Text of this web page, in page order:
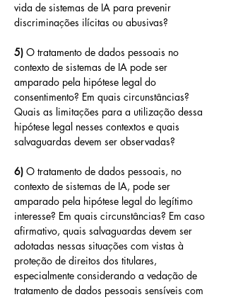
vida de sistemas de IA para prevenir
discriminações ilícitas ou abusivas?
5) O tratamento de dados pessoais no
contexto de sistemas de IA pode ser
amparado pela hipótese legal do
consentimento? Em quais circunstâncias?
Quais as limitações para a utilização dessa
hipótese legal nesses contextos e quais
salvaguardas devem ser observadas?
6) O tratamento de dados pessoais, no
contexto de sistemas de IA, pode ser
amparado pela hipótese legal do legítimo
interesse? Em quais circunstâncias? Em caso
afirmativo, quais salvaguardas devem ser
adotadas nessas situações com vistas à
proteção de direitos dos titulares,
especialmente considerando a vedação de
tratamento de dados pessoais sensíveis com